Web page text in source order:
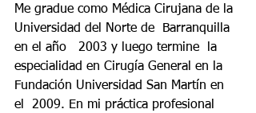
Me gradue como Médica Cirujana de la
Universidad del Norte de  Barranquilla
en el año   2003 y luego termine  la
especialidad en Cirugía General en la
Fundación Universidad San Martín en
el  2009. En mi práctica profesional